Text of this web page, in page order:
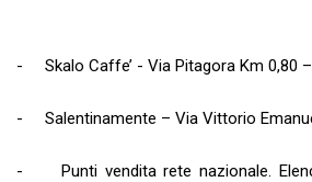
- Skalo Caffe’ - Via Pitagora Km 0,80
- Salentinamente – Via Vittorio
- Punti vendita rete nazionale.